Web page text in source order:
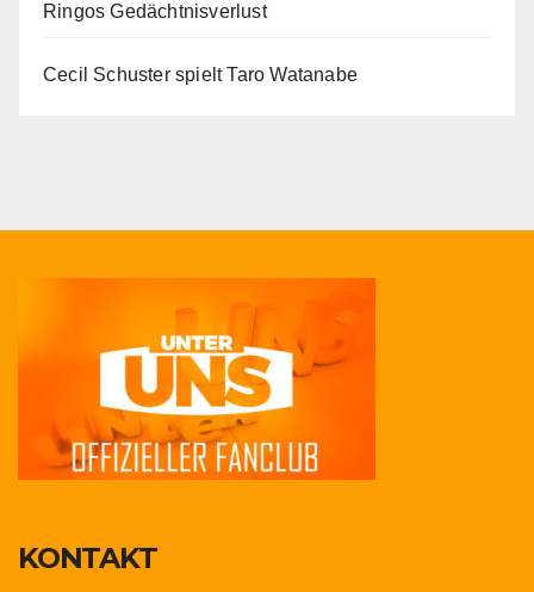
Ringos Gedächtnisverlust
Cecil Schuster spielt Taro Watanabe
KONTAKT